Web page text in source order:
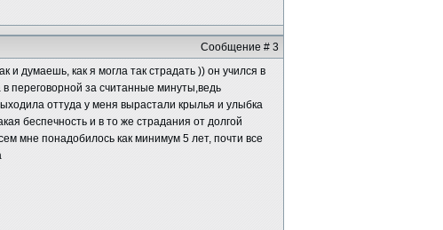
Сообщение # 3
думаешь, как я могла так страдать )) он учился в
переговорной за считанные минуты,ведь
оттуда у меня вырастали крылья и улыбка
беспечность и в то же страдания от долгой
мне понадобилось как минимум 5 лет, почти все